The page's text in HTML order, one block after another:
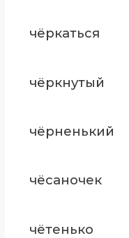
чёркаться
чёркнутый
чёрненький
чёсаночек
чётенько